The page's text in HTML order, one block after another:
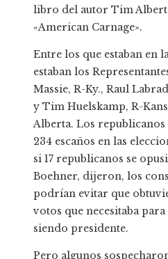
libro del autor Tim
«American Carnage».
Entre los que estaban en
estaban los
Massie, R-Ky., Raul
y Tim Huelskamp, ​​R-
Alberta. Los
234 escaños en las
si 17 republicanos se
Boehner, dijeron, los
podrían evitar que
votos que necesitaba
siendo presidente.
Pero algunos